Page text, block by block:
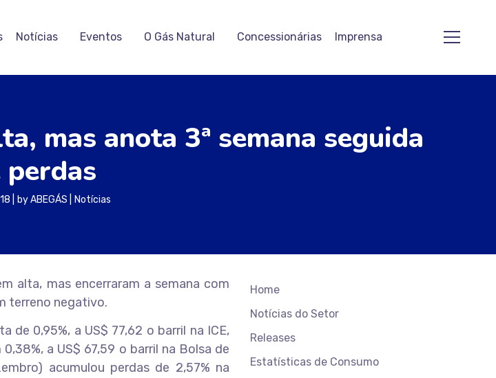
Notícias Eventos O Gás Natural Concessionárias Imprensa
mas anota 3ª semana seguida
perdas
byABEGÁS Notícias
alta, mas encerraram a semana com
terreno negativo.
0,95%, a US$ 77,62 o barril na ICE,
a US$ 67,59 o barril na Bolsa de
acumulou perdas de 2,57% na
Home
Notícias do Setor
Releases
Estatísticas de Consumo